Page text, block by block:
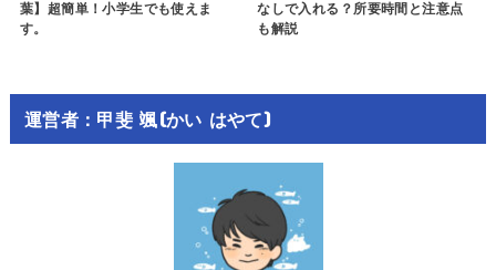
葉】超簡単！小学生でも使えま
す。
なしで入れる？所要時間と注意点
も解説
運営者：甲斐 颯(かい はやて)